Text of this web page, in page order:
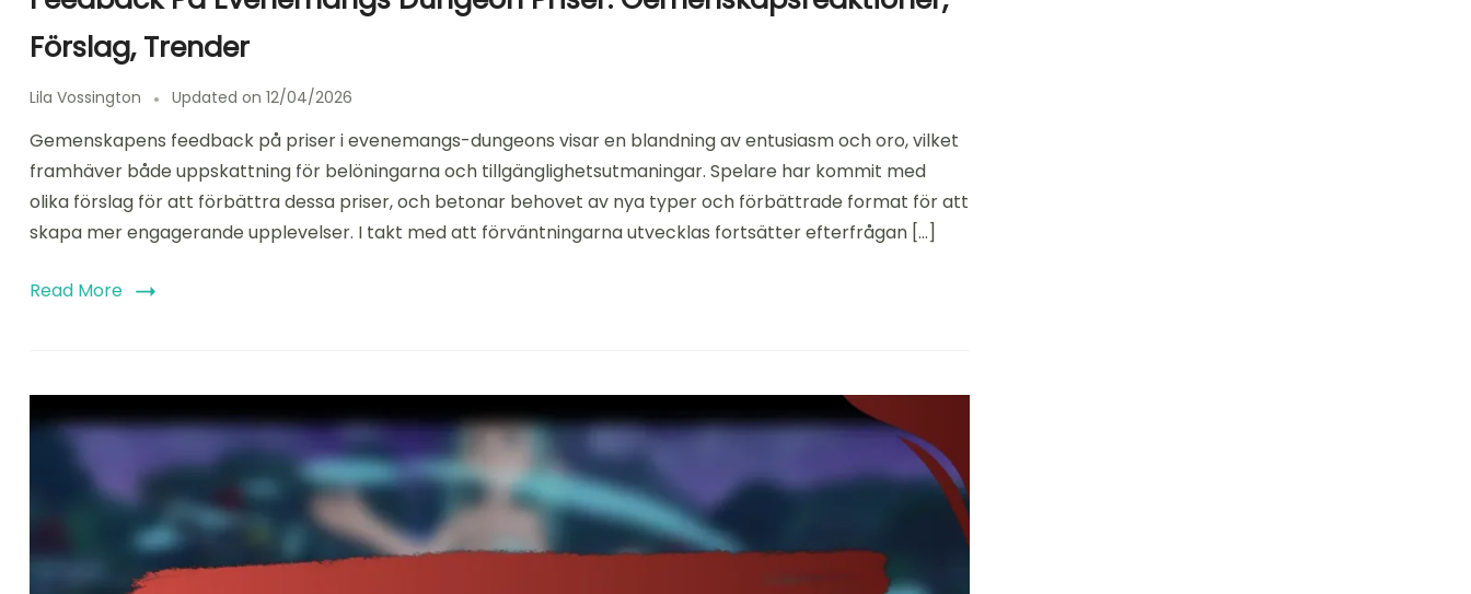
Förslag, Trender
Lila Vossington Updated on 12/04/2026
Gemenskapens feedback på priser i evenemangs-dungeons visar en blandning av entusiasm och oro, vilket
framhäver både uppskattning för belöningarna och tillgänglighetsutmaningar. Spelare har kommit med
olika förslag för att förbättra dessa priser, och betonar behovet av nya typer och förbättrade format för att
skapa mer engagerande upplevelser. I takt med att förväntningarna utvecklas fortsätter efterfrågan […]
Read More